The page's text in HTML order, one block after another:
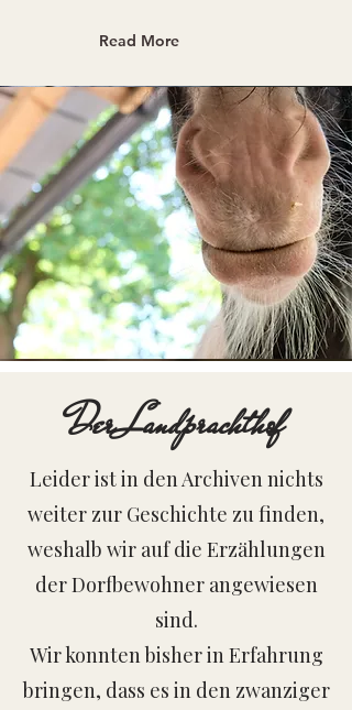
Read More
Der Landprachthof
Leider ist in den Archiven nichts
weiter zur Geschichte zu finden,
weshalb wir auf die Erzählungen
der Dorfbewohner angewiesen
sind.
Wir konnten bisher in Erfahrung
bringen, dass es in den zwanziger